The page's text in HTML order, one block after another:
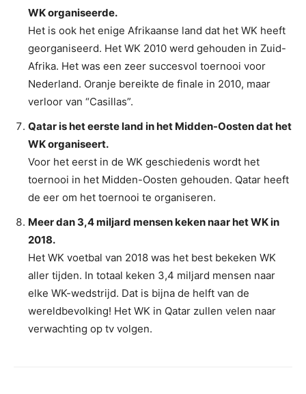
WK organiseerde.
Het is ook het enige Afrikaanse land dat het WK heeft
georganiseerd. Het WK 2010 werd gehouden in Zuid-
Afrika. Het was een zeer succesvol toernooi voor
Nederland. Oranje bereikte de finale in 2010, maar
verloor van “Casillas”.
Qatar is het eerste land in het Midden-Oosten dat het
WK organiseert.
Voor het eerst in de WK geschiedenis wordt het
toernooi in het Midden-Oosten gehouden. Qatar heeft
de eer om het toernooi te organiseren.
Meer dan 3,4 miljard mensen keken naar het WK in
2018.
Het WK voetbal van 2018 was het best bekeken WK
aller tijden. In totaal keken 3,4 miljard mensen naar
elke WK-wedstrijd. Dat is bijna de helft van de
wereldbevolking! Het WK in Qatar zullen velen naar
verwachting op tv volgen.